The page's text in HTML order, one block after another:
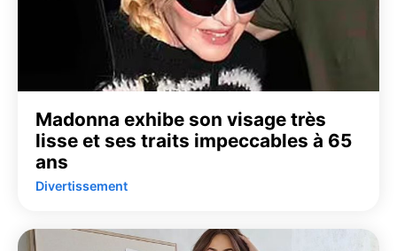
Madonna exhibe son visage très
lisse et ses traits impeccables à 65
ans
Divertissement